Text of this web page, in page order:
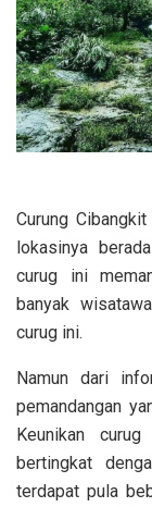
Curung
lokasinya
curug ini
banyak
curug ini.
Namun dari
pemandangan
Keunikan
bertingkat
terdapat pula